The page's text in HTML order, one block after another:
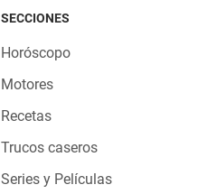
SECCIONES
Horóscopo
Motores
Recetas
Trucos caseros
Series y Películas